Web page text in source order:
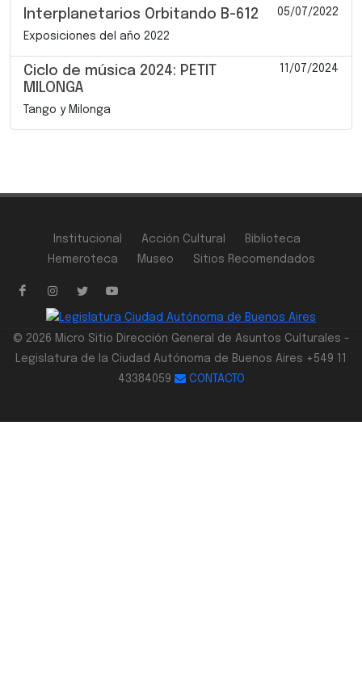
Interplanetarios Orbitando B-612 05/07/2022
Exposiciones del año 2022
Ciclo de música 2024: PETIT
MILONGA
11/07/2024
Tango y Milonga
Institucional Acción Cultural
Biblioteca
Hemeroteca
Museo Sitios Recomendados
© 2026 Micro Sitio Dirección General de Asuntos Culturales -
Legislatura de la Ciudad Autónoma de Buenos Aires +549 11
43384059
CONTACTO